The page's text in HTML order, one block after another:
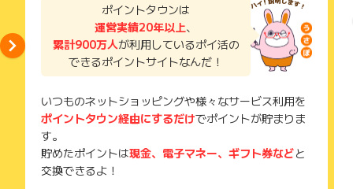
ポイントタウンは
運営実績20年以上、
累計900万人が利用しているポイ活の
できるポイントサイトなんだ！
いつものネットショッピングや様々なサービス利用を
ポイントタウン経由にするだけでポイントが貯まりま
す。
貯めたポイントは現金、電子マネー、ギフト券などと
交換できるよ！